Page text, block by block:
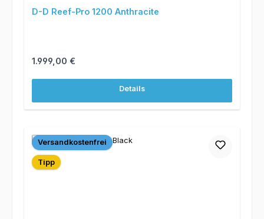
D-D Reef-Pro 1200 Anthracite
Regulärer Preis:
1.999,00 €
Details
Versandkostenfrei
Tipp